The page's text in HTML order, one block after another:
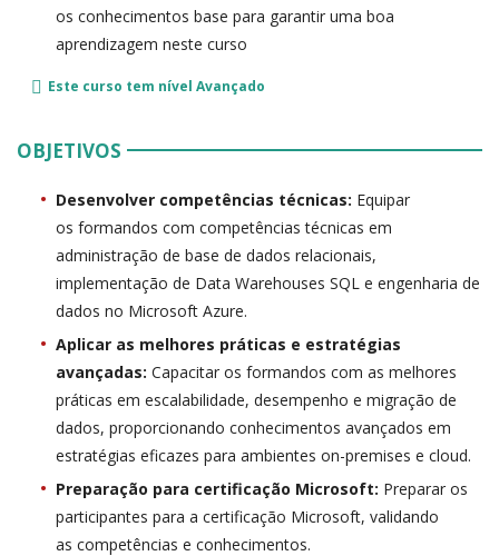
os conhecimentos base para garantir uma boa
aprendizagem neste curso
Este curso tem nível Avançado
OBJETIVOS
Desenvolver competências técnicas: Equipar
os formandos com competências técnicas em
administração de base de dados relacionais,
implementação de Data Warehouses SQL e engenharia de
dados no Microsoft Azure.
Aplicar as melhores práticas e estratégias
avançadas: Capacitar os formandos com as melhores
práticas em escalabilidade, desempenho e migração de
dados, proporcionando conhecimentos avançados em
estratégias eficazes para ambientes on-premises e cloud.
Preparação para certificação Microsoft: Preparar os
participantes para a certificação Microsoft, validando
as competências e conhecimentos.